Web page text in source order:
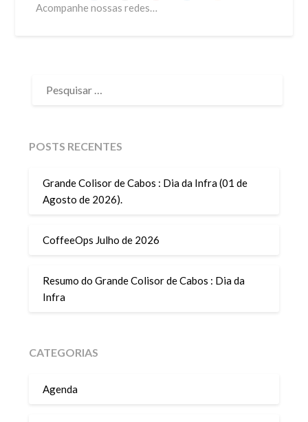
Acompanhe nossas redes…
POR:
POSTS RECENTES
Grande Colisor de Cabos : Dia da Infra (01 de
Agosto de 2026).
CoffeeOps Julho de 2026
Resumo do Grande Colisor de Cabos : Dia da
Infra
CATEGORIAS
Agenda